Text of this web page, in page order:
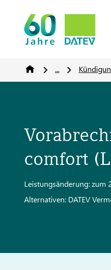
...
comfort
Leistungsänderung: zum
Alternativen: DATEV